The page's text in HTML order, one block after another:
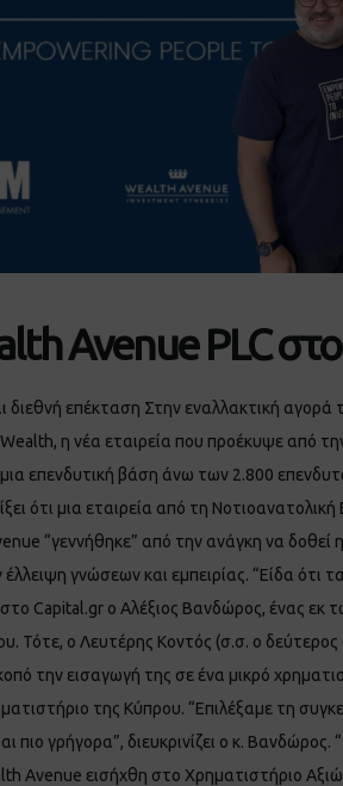
Avenue PLC
επέκταση Στην εναλλακτική
η νέα εταιρεία που προέκυψε από
επενδυτική βάση άνω των 2.800
ότι μια εταιρεία από τη
“γεννήθηκε” από την ανάγκη να
γνώσεων και εμπειρίας. “Είδα ότι
Capital.gr ο Αλέξιος Βανδώρος, ένας
Τότε, ο Λευτέρης Κοντός (σ.σ. ο
την εισαγωγή της σε ένα μικρό
της Κύπρου. “Επιλέξαμε τη
πιο γρήγορα”, διευκρινίζει ο κ.
Avenue εισήχθη στο Χρηματιστήριο